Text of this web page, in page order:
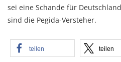
sei eine Schande für
sind die Pegida-Versteher.
teilen teilen